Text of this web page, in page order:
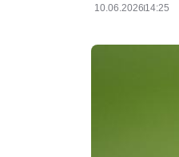
10.06.2026 14:25